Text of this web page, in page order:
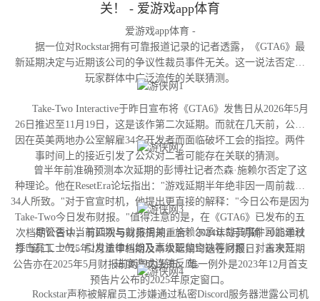
关！ - 爱游戏app体育
爱游戏app体育 -
据一位对Rockstar拥有可靠报道记录的记者透露，《GTA6》最
新延期决定与近期该公司的争议性裁员事件无关。这一说法否定了
玩家群体中广泛流传的关联猜测。
Take-Two Interactive于昨日宣布将《GTA6》发售日从2026年5月
26日推迟至11月19日，这是该作第二次延期。而就在几天前，公司
因在英美两地办公室解雇34名开发者而面临破坏工会的指控。两件
事时间上的接近引发了公众对二者可能存在关联的猜测。
曾半年前准确预测本次延期的彭博社记者杰森·施赖尔否定了这
种理论。他在ResetEra论坛指出："游戏延期半年绝非因一周前裁撤
34人所致。"对于官宣时机，他提出更直接的解释："今日公布是因为
Take-Two今日发布财报。"值得注意的是，在《GTA6》已发布的五
次档期公告中，有四次与财报周期重合：2024年5月明确"2025年秋
季"窗口、2025年2月重申档期及本次延期均选在财报日；首次延期
公告亦在2025年5月财报前两周内发布。唯一例外是2023年12月首支
预告片公布的2025年原定窗口。
尽管否认当前延期与裁员相关，施赖尔承认裁员事件可能通过
打击员工士气、引发法律纠纷及高级职位空缺等问题，对未来开发
进度造成连锁反应。
Rockstar声称被解雇员工涉嫌通过私密Discord服务器泄露公司机